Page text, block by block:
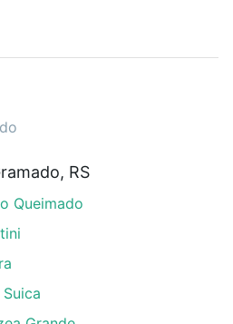
área verde e encontrar
em nosso portal
as chaves.
RS
Queimado